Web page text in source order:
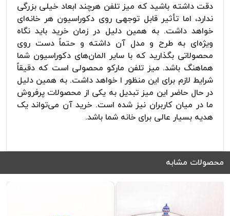
دقت داشته باشید که میز تلفن هرچند ابعاد خیلی بزرگی
ندارد، اما تأثیر قابل توجهی روی دکوراسیون هر خانه‌ای
خواهد داشت. به همین دلیل در زمان خرید باید نگاه
ویژه‌ای به طرح و مدل آن داشته و حتماً دست روی
محصولاتی بگذارید که با سایر المان‌های دکوراسیون شما
هماهنگ باشد. میز تلفن مارکو محصولی است که دقیقاً
شرایط لازم برای این منظور ا خواهد داشت. به همین دلیل
در حال حاضر این میز تبدیل به یکی از محصولات پرفروش
ما در میان کاربران نیز شده است. خرید آن می‌تواند یک
هدیه بسیار عالی برای خانه شما باشد.
محصولات مشابه